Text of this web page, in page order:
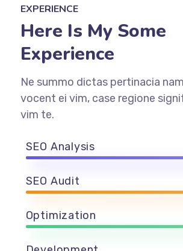
EXPERIENCE
Here Is My Some
Experience
Ne summo dictas pertinacia
vocent ei vim, case regione
vim te.
SEO Analysis
SEO Audit
Optimization